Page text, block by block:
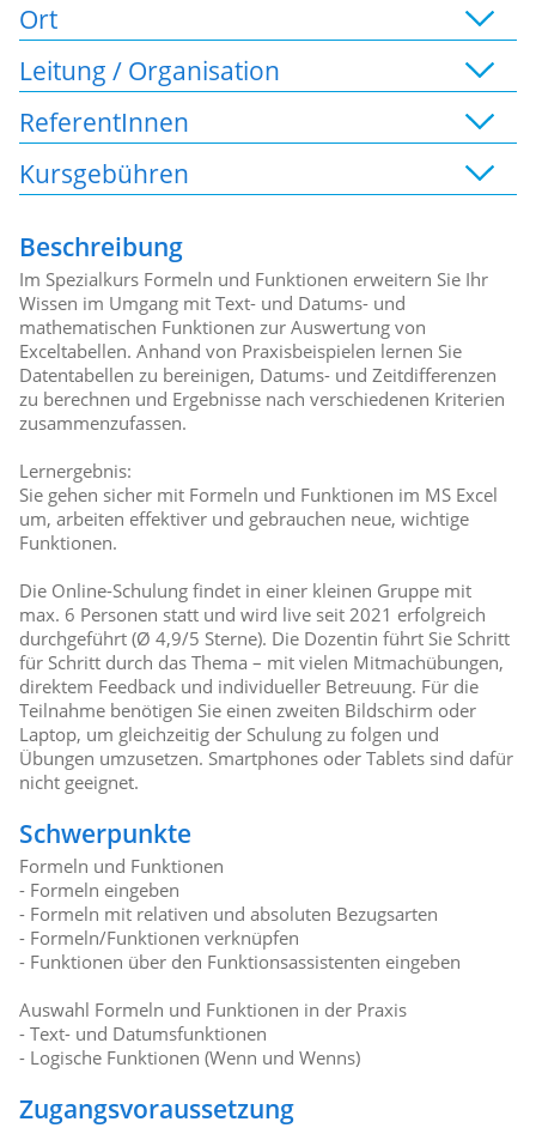
Ort
Leitung / Organisation
ReferentInnen
Kursgebühren
Beschreibung
Im Spezialkurs Formeln und Funktionen erweitern Sie Ihr
Wissen im Umgang mit Text- und Datums- und
mathematischen Funktionen zur Auswertung von
Exceltabellen. Anhand von Praxisbeispielen lernen Sie
Datentabellen zu bereinigen, Datums- und Zeitdifferenzen
zu berechnen und Ergebnisse nach verschiedenen Kriterien
zusammenzufassen.
Lernergebnis:
Sie gehen sicher mit Formeln und Funktionen im MS Excel
um, arbeiten effektiver und gebrauchen neue, wichtige
Funktionen.
Die Online-Schulung findet in einer kleinen Gruppe mit
max. 6 Personen statt und wird live seit 2021 erfolgreich
durchgeführt (Ø 4,9/5 Sterne). Die Dozentin führt Sie Schritt
für Schritt durch das Thema – mit vielen Mitmachübungen,
direktem Feedback und individueller Betreuung. Für die
Teilnahme benötigen Sie einen zweiten Bildschirm oder
Laptop, um gleichzeitig der Schulung zu folgen und
Übungen umzusetzen. Smartphones oder Tablets sind dafür
nicht geeignet.
Schwerpunkte
Formeln und Funktionen
- Formeln eingeben
- Formeln mit relativen und absoluten Bezugsarten
- Formeln/Funktionen verknüpfen
- Funktionen über den Funktionsassistenten eingeben
Auswahl Formeln und Funktionen in der Praxis
- Text- und Datumsfunktionen
- Logische Funktionen (Wenn und Wenns)
Zugangsvoraussetzung